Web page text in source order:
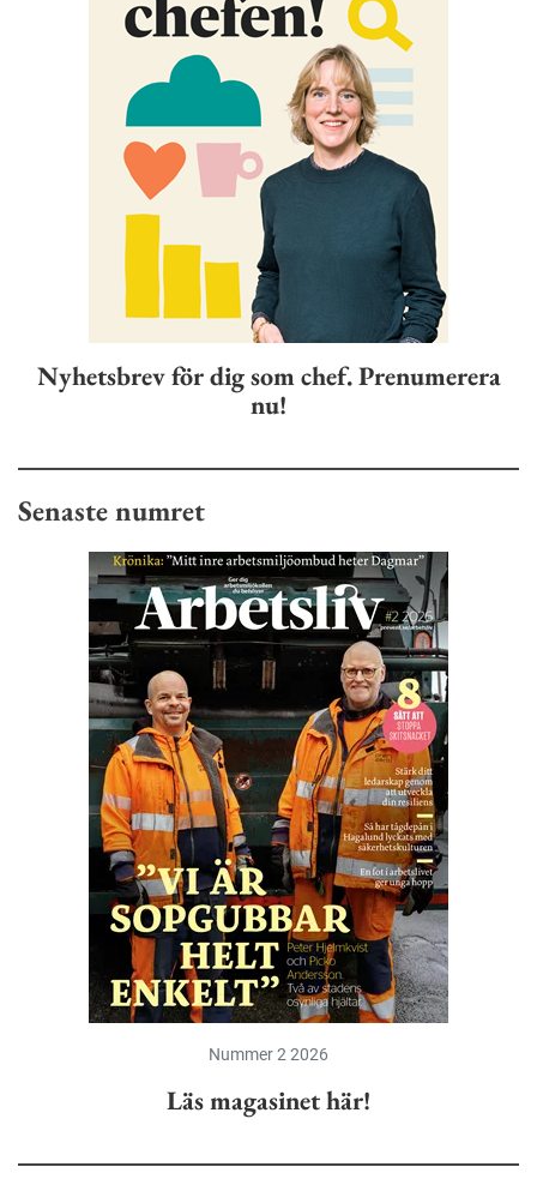
Nyhetsbrev för dig som chef. Prenumerera
nu!
Senaste numret
Nummer 2 2026
Läs magasinet här!